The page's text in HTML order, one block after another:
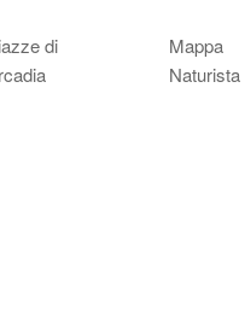
di
Mappa
Naturista